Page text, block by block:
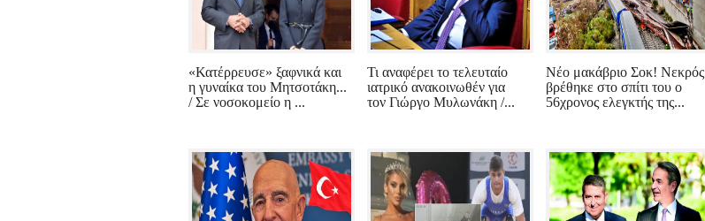
«Κατέρρευσε» ξαφνικά και
η γυναίκα του Μητσοτάκη...
/ Σε νοσοκομείο η ...
Τι αναφέρει το τελευταίο
ιατρικό ανακοινωθέν για
τον Γιώργο Μυλωνάκη /...
Νέο μακάβριο Σοκ! Νεκρός
βρέθηκε στο σπίτι του ο
56χρονος ελεγκτής της...